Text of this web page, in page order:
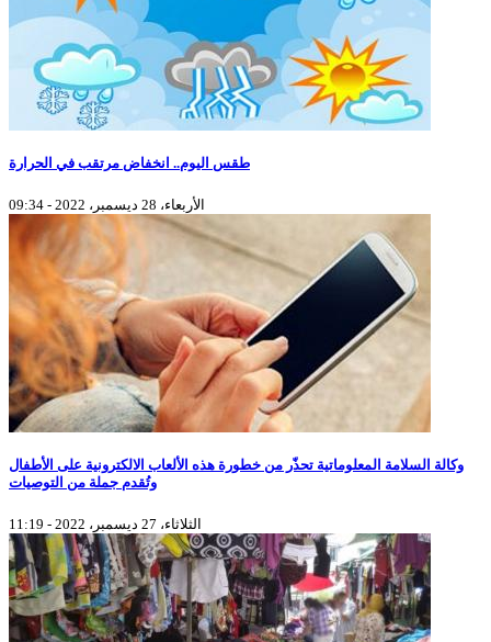
طقس اليوم.. انخفاض مرتقب في الحرارة
الأربعاء، 28 ديسمبر، 2022 - 09:34
وكالة السلامة المعلوماتية تحذّر من خطورة هذه الألعاب الالكترونية على الأطفال
وتُقدم جملة من التوصيات
الثلاثاء، 27 ديسمبر، 2022 - 11:19